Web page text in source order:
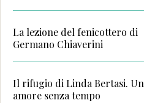
La lezione del fenicottero di
Germano Chiaverini
Il rifugio di Linda Bertasi. Un
amore senza tempo